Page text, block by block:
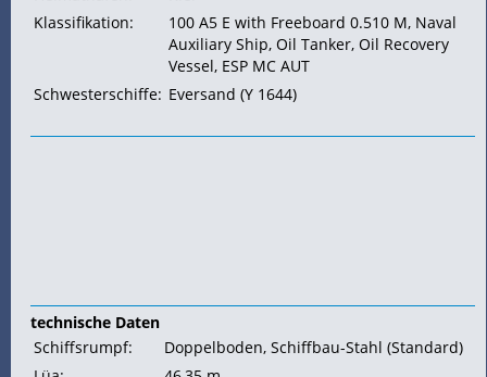
Klassifikation:
100 A5 E with Freeboard 0.510 M, Naval
Auxiliary Ship, Oil Tanker, Oil Recovery
Vessel, ESP MC AUT
Schwesterschiffe: Eversand (Y 1644)
technische Daten
Schiffsrumpf:
Doppelboden, Schiffbau-Stahl (Standard)